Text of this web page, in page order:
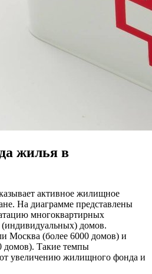
жилья в
активное жилищное
На диаграмме представлены
многоквартирных
домов.
Москва (более 6000 домов) и
домов). Такие темпы
увеличению жилищного фонда и